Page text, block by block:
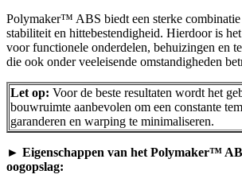
Polymaker™ ABS biedt een sterke combinatie
stabiliteit en hittebestendigheid. Hierdoor is
voor functionele onderdelen, behuizingen en
die ook onder veeleisende omstandigheden
Let op: Voor de beste resultaten wordt het
bouwruimte aanbevolen om een constante
garanderen en warping te minimaliseren.
► Eigenschappen van het Polymaker™
oogopslag: